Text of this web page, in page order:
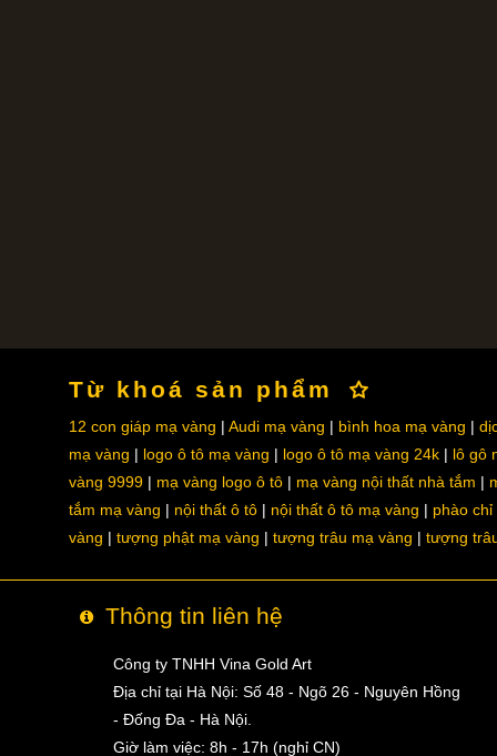
Từ khoá sản phẩm
12 con giáp mạ vàng Audi mạ vàng bình hoa mạ vàng
mạ vàng
logo ô tô mạ vàng logo ô tô mạ vàng 24k
lô gô
vàng 9999
mạ vàng logo ô tô mạ vàng nội thất nhà tắm
tắm mạ vàng
nội thất ô tô nội thất ô tô mạ vàng
phào chỉ
vàng
tượng phật mạ vàng tượng trâu mạ vàng tượng
Thông tin liên hệ
Công ty TNHH Vina Gold Art
Địa chỉ tại Hà Nội: Số 48 - Ngõ 26 - Nguyên Hồng
- Đống Đa - Hà Nội.
Giờ làm việc: 8h - 17h (nghỉ CN)